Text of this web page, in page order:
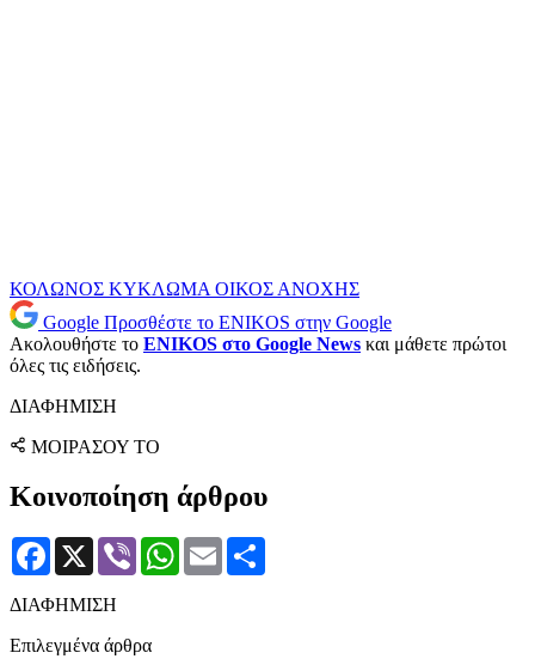
ΚΟΛΩΝΟΣ ΚΥΚΛΩΜΑ ΟΙΚΟΣ ΑΝΟΧΗΣ
Google Προσθέστε το ENIKOS στην Google
Ακολουθήστε το ENIKOS στο Google News και μάθετε πρώτοι
όλες τις ειδήσεις.
ΔΙΑΦΗΜΙΣΗ
ΜΟΙΡΑΣΟΥ ΤΟ
Κοινοποίηση άρθρου
Facebook
X Viber WhatsApp
Email
ΔΙΑΦΗΜΙΣΗ
Επιλεγμένα άρθρα